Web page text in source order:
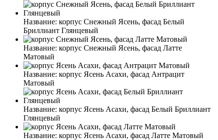
Название: корпус Снежный Ясень, фасад Белый
Бриллиант Глянцевый
Название: корпус Снежный Ясень, фасад Латте
Матовый
Название: корпус Ясень Асахи, фасад Антрацит
Матовый
Название: корпус Ясень Асахи, фасад Белый Бриллиант
Глянцевый
Название: корпус Ясень Асахи, фасад Латте Матовый